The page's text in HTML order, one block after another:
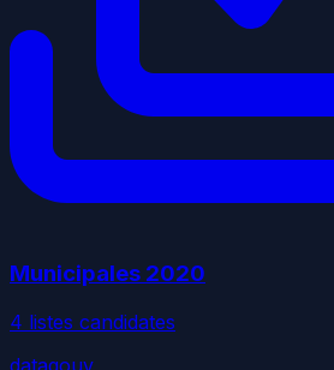
Municipales 2020
4 listes candidates
datagouv